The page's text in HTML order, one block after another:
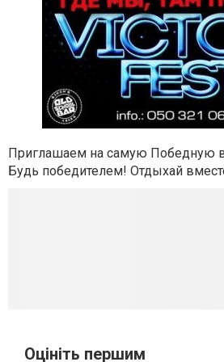
Приглашаем на самую Победную
Будь победителем! Отдыхай
Оцініть першим